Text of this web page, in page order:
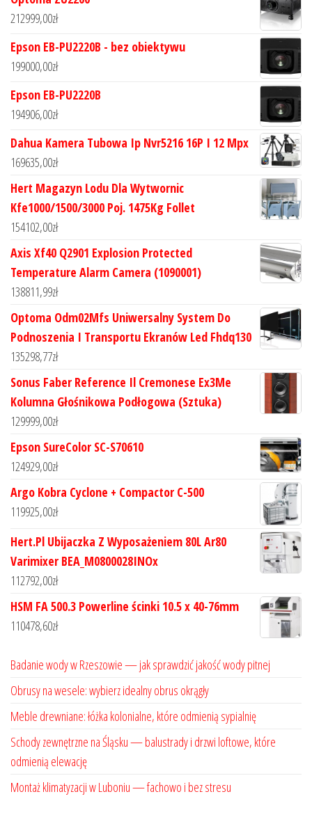
212999,00zł
Epson EB-PU2220B - bez obiektywu
199000,00zł
Epson EB-PU2220B
194906,00zł
Dahua Kamera Tubowa Ip Nvr5216 16P I 12 Mpx
169635,00zł
Hert Magazyn Lodu Dla Wytwornic
Kfe1000/1500/3000 Poj. 1475Kg Follet
154102,00zł
Axis Xf40 Q2901 Explosion Protected
Temperature Alarm Camera (1090001)
138811,99zł
Optoma Odm02Mfs Uniwersalny System Do
Podnoszenia I Transportu Ekranów Led Fhdq130
135298,77zł
Sonus Faber Reference Il Cremonese Ex3Me
Kolumna Głośnikowa Podłogowa (Sztuka)
129999,00zł
Epson SureColor SC-S70610
124929,00zł
Argo Kobra Cyclone + Compactor C-500
119925,00zł
Hert.Pl Ubijaczka Z Wyposażeniem 80L Ar80
Varimixer BEA_M0800028INOx
112792,00zł
HSM FA 500.3 Powerline ścinki 10.5 x 40-76mm
110478,60zł
Badanie wody w Rzeszowie — jak sprawdzić jakość wody pitnej
Obrusy na wesele: wybierz idealny obrus okrągły
Meble drewniane: łóżka kolonialne, które odmienią sypialnię
Schody zewnętrzne na Śląsku — balustrady i drzwi loftowe, które
odmienią elewację
Montaż klimatyzacji w Luboniu — fachowo i bez stresu